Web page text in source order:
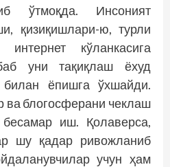
ўтмоқда. Инсоният
қизиқишлари-ю, турли
кўланкасига
уни тақиқлаш ёхуд
ёпишга ўхшайди.
ва блогосферани чеклаш
иш. Қолаверса,
шу қадар ривожланиб
учун ҳам